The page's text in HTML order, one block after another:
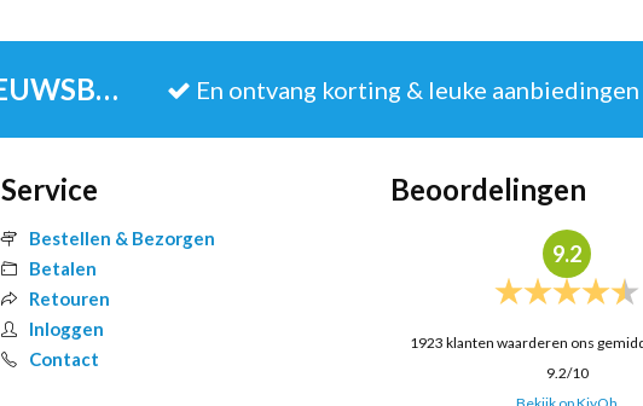
SCHRIJF JE IN VOOR DE NIEUWSBRIEF En ontvang korting & leuke aanbiedingen
Service
Bestellen & Bezorgen
Betalen
Retouren
Inloggen
Contact
Beoordelingen
9.2
1923 klanten waarderen ons
9.2/10